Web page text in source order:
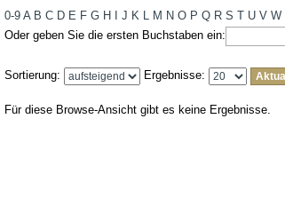
0-9 A B C D E F G H J K L M N O P Q R S T U V W
Oder geben Sie die ersten Buchstaben ein:
Sortierung: Ergebnisse:
Für diese Browse-Ansicht gibt es keine Ergebnisse.